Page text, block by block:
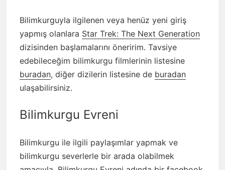
Bilimkurguyla ilgilenen veya henüz yeni giriş
yapmış olanlara Star Trek: The Next Generation
dizisinden başlamalarını öneririm. Tavsiye
edebileceğim bilimkurgu filmlerinin listesine
buradan, diğer dizilerin listesine de buradan
ulaşabilirsiniz.
Bilimkurgu Evreni
Bilimkurgu ile ilgili paylaşımlar yapmak ve
bilimkurgu severlerle bir arada olabilmek